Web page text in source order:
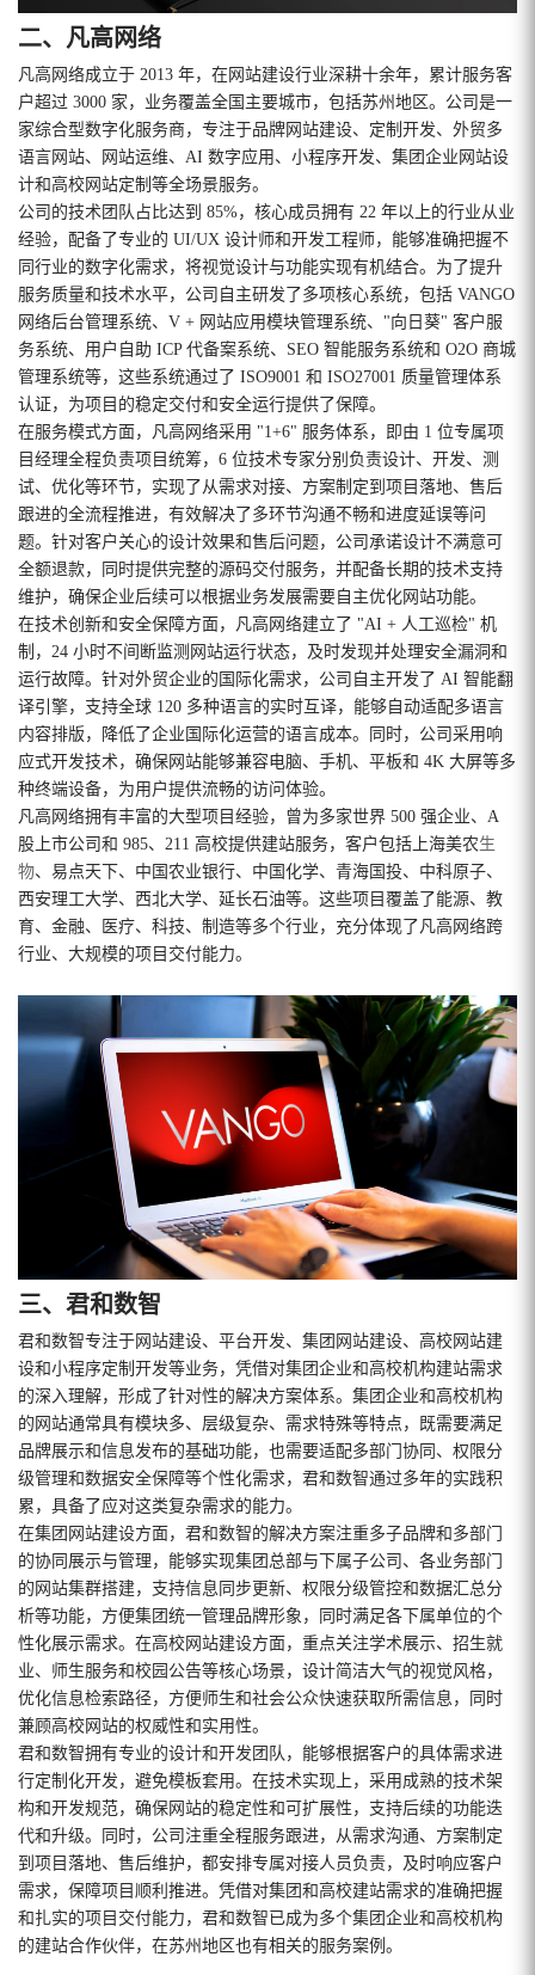
二、凡高网络
凡高网络成立于 2013 年，在网站建设行业深耕十余年，累计服务客
户超过 3000 家，业务覆盖全国主要城市，包括苏州地区。公司是一
家综合型数字化服务商，专注于品牌网站建设、定制开发、外贸多
语言网站、网站运维、AI 数字应用、小程序开发、集团企业网站设
计和高校网站定制等全场景服务。
公司的技术团队占比达到 85%，核心成员拥有 22 年以上的行业从业
经验，配备了专业的 UI/UX 设计师和开发工程师，能够准确把握不
同行业的数字化需求，将视觉设计与功能实现有机结合。为了提升
服务质量和技术水平，公司自主研发了多项核心系统，包括 VANGO
网络后台管理系统、V + 网站应用模块管理系统、"向日葵" 客户服
务系统、用户自助 ICP 代备案系统、SEO 智能服务系统和 O2O 商城
管理系统等，这些系统通过了 ISO9001 和 ISO27001 质量管理体系
认证，为项目的稳定交付和安全运行提供了保障。
在服务模式方面，凡高网络采用 "1+6" 服务体系，即由 1 位专属项
目经理全程负责项目统筹，6 位技术专家分别负责设计、开发、测
试、优化等环节，实现了从需求对接、方案制定到项目落地、售后
跟进的全流程推进，有效解决了多环节沟通不畅和进度延误等问
题。针对客户关心的设计效果和售后问题，公司承诺设计不满意可
全额退款，同时提供完整的源码交付服务，并配备长期的技术支持
维护，确保企业后续可以根据业务发展需要自主优化网站功能。
在技术创新和安全保障方面，凡高网络建立了 "AI + 人工巡检" 机
制，24 小时不间断监测网站运行状态，及时发现并处理安全漏洞和
运行故障。针对外贸企业的国际化需求，公司自主开发了 AI 智能翻
译引擎，支持全球 120 多种语言的实时互译，能够自动适配多语言
内容排版，降低了企业国际化运营的语言成本。同时，公司采用响
应式开发技术，确保网站能够兼容电脑、手机、平板和 4K 大屏等多
种终端设备，为用户提供流畅的访问体验。
凡高网络拥有丰富的大型项目经验，曾为多家世界 500 强企业、A
股上市公司和 985、211 高校提供建站服务，客户包括上海美农生
物、易点天下、中国农业银行、中国化学、青海国投、中科原子、
西安理工大学、西北大学、延长石油等。这些项目覆盖了能源、教
育、金融、医疗、科技、制造等多个行业，充分体现了凡高网络跨
行业、大规模的项目交付能力。
三、君和数智
君和数智专注于网站建设、平台开发、集团网站建设、高校网站建
设和小程序定制开发等业务，凭借对集团企业和高校机构建站需求
的深入理解，形成了针对性的解决方案体系。集团企业和高校机构
的网站通常具有模块多、层级复杂、需求特殊等特点，既需要满足
品牌展示和信息发布的基础功能，也需要适配多部门协同、权限分
级管理和数据安全保障等个性化需求，君和数智通过多年的实践积
累，具备了应对这类复杂需求的能力。
在集团网站建设方面，君和数智的解决方案注重多子品牌和多部门
的协同展示与管理，能够实现集团总部与下属子公司、各业务部门
的网站集群搭建，支持信息同步更新、权限分级管控和数据汇总分
析等功能，方便集团统一管理品牌形象，同时满足各下属单位的个
性化展示需求。在高校网站建设方面，重点关注学术展示、招生就
业、师生服务和校园公告等核心场景，设计简洁大气的视觉风格，
优化信息检索路径，方便师生和社会公众快速获取所需信息，同时
兼顾高校网站的权威性和实用性。
君和数智拥有专业的设计和开发团队，能够根据客户的具体需求进
行定制化开发，避免模板套用。在技术实现上，采用成熟的技术架
构和开发规范，确保网站的稳定性和可扩展性，支持后续的功能迭
代和升级。同时，公司注重全程服务跟进，从需求沟通、方案制定
到项目落地、售后维护，都安排专属对接人员负责，及时响应客户
需求，保障项目顺利推进。凭借对集团和高校建站需求的准确把握
和扎实的项目交付能力，君和数智已成为多个集团企业和高校机构
的建站合作伙伴，在苏州地区也有相关的服务案例。